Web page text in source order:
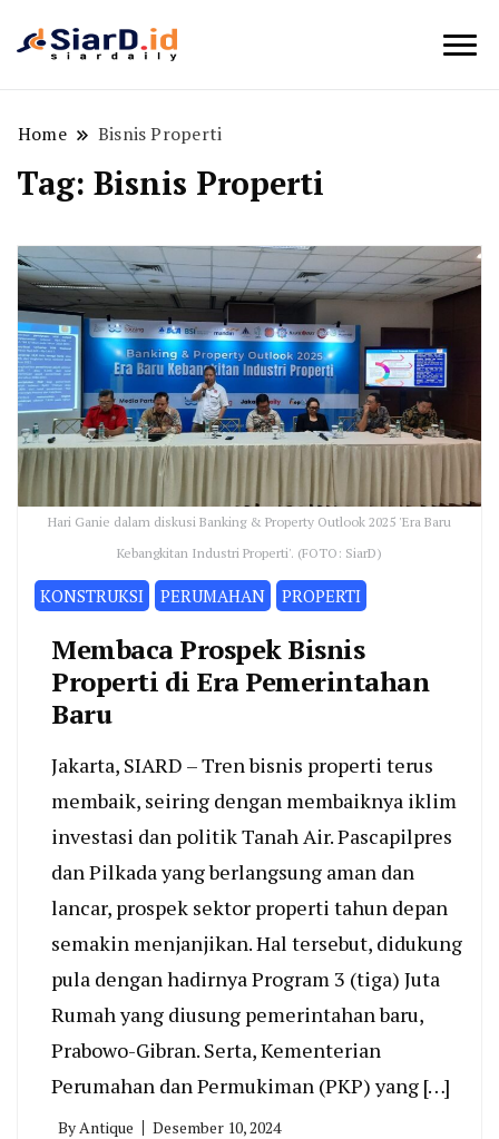
Home Bisnis Properti
Tag: Bisnis Properti
Hari Ganie dalam diskusi Banking & Property Outlook 2025 'Era Baru
Kebangkitan Industri Properti'. (FOTO: SiarD)
KONSTRUKSI PERUMAHAN PROPERTI
Membaca Prospek Bisnis
Properti di Era Pemerintahan
Baru
Jakarta, SIARD – Tren bisnis properti terus
membaik, seiring dengan membaiknya iklim
investasi dan politik Tanah Air. Pascapilpres
dan Pilkada yang berlangsung aman dan
lancar, prospek sektor properti tahun depan
semakin menjanjikan. Hal tersebut, didukung
pula dengan hadirnya Program 3 (tiga) Juta
Rumah yang diusung pemerintahan baru,
Prabowo-Gibran. Serta, Kementerian
Perumahan dan Permukiman (PKP) yang […]
ByAntique Desember 10, 2024